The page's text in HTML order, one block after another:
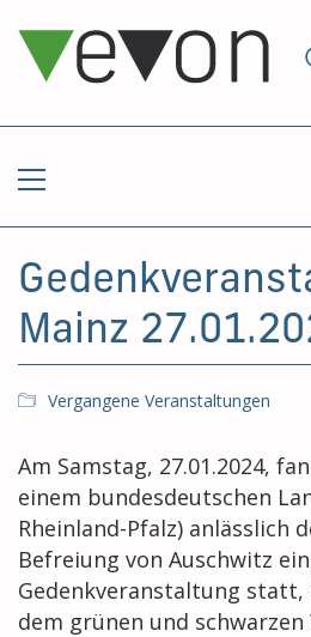
Mainz
Vergangene Veranstaltungen
Am Samstag, 27.01.2024,
einem bundesdeutschen
Rheinland-Pfalz) anlässlich
Befreiung von Auschwitz
Gedenkveranstaltung
dem grünen und